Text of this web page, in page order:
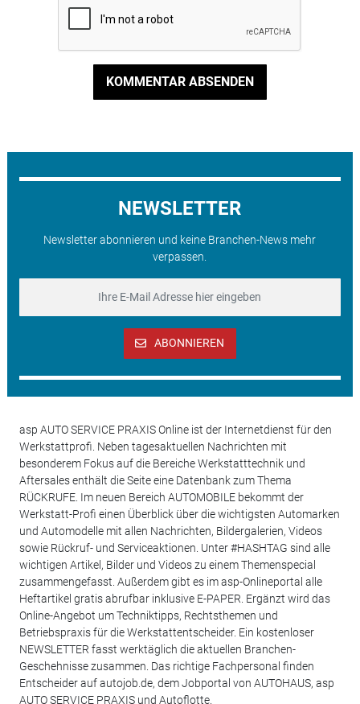
KOMMENTAR ABSENDEN
NEWSLETTER
Newsletter abonnieren und keine Branchen-News mehr
verpassen.
ABONNIEREN
asp AUTO SERVICE PRAXIS Online ist der Internetdienst für den
Werkstattprofi. Neben tagesaktuellen Nachrichten mit
besonderem Fokus auf die Bereiche Werkstatttechnik und
Aftersales enthält die Seite eine Datenbank zum Thema
RÜCKRUFE. Im neuen Bereich AUTOMOBILE bekommt der
Werkstatt-Profi einen Überblick über die wichtigsten Automarken
und Automodelle mit allen Nachrichten, Bildergalerien, Videos
sowie Rückruf- und Serviceaktionen. Unter #HASHTAG sind alle
wichtigen Artikel, Bilder und Videos zu einem Themenspecial
zusammengefasst. Außerdem gibt es im asp-Onlineportal alle
Heftartikel gratis abrufbar inklusive E-PAPER. Ergänzt wird das
Online-Angebot um Techniktipps, Rechtsthemen und
Betriebspraxis für die Werkstattentscheider. Ein kostenloser
NEWSLETTER fasst werktäglich die aktuellen Branchen-
Geschehnisse zusammen. Das richtige Fachpersonal finden
Entscheider auf autojob.de, dem Jobportal von AUTOHAUS, asp
AUTO SERVICE PRAXIS und Autoflotte.